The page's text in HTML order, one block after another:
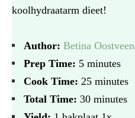
koolhydraatarm dieet!
Author: Betina Oostveen
Prep Time: 5 minutes
Cook Time: 25 minutes
Total Time: 30 minutes